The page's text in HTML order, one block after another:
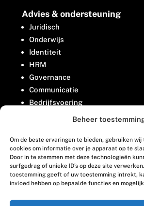
Beheer
Om de beste ervaringen te bieden, gebruiken
cookies om informatie over je apparaat op te
Door in te stemmen met deze technologieën
surfgedrag of unieke ID's op deze site
toestemming geeft of uw toestemming intrekt,
invloed hebben op bepaalde functies en
Advies & ondersteuning
Juridisch
Onderwijs
Identiteit
HRM
Governance
Communicatie
Bedrijfsvoering
Belangenbehartiging
Contact
Houttuinlaan 8
3447 GM Woerden